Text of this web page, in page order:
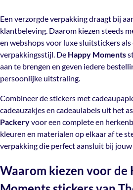
boetieks en webshops voor luxe
onderdeel van hun verpakkingsstijl. De
stickers zijn eenvoudig aan te brengen
bestelling direct een persoonlijke
Combineer de stickers met
cadeauzakjes en cadeaulabels uit het
The Packeryvoor een complete en
presentatie. Door kleuren en
stemmen ontstaat een verpakking die
jouw merk of winkel.
Moments stickers van
Een verzorgde verpakking draagt bij
klantbeleving. Daarom kiezen steeds
en webshops voor luxe sluitstickers
verpakkingsstijl. De Happy Moments
aan te brengen en geven iedere
persoonlijke uitstraling.
Combineer de stickers met
cadeauzakjes en cadeaulabels uit het
Packeryvoor een complete en
kleuren en materialen op elkaar af te
verpakking die perfect aansluit bij
Waarom kiezen voor de